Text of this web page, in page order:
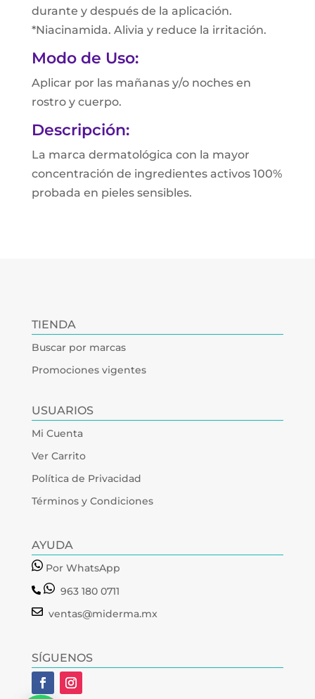
durante y después de la aplicación.
*Niacinamida. Alivia y reduce la irritación.
Modo de Uso:
Aplicar por las mañanas y/o noches en
rostro y cuerpo.
Descripción:
La marca dermatológica con la mayor
concentración de ingredientes activos 100%
probada en pieles sensibles.
TIENDA
Buscar por marcas
Promociones vigentes
USUARIOS
Mi Cuenta
Ver Carrito
Política de Privacidad
Términos y Condiciones
AYUDA
Por WhatsApp
963 180 0711
ventas@miderma.mx
SÍGUENOS